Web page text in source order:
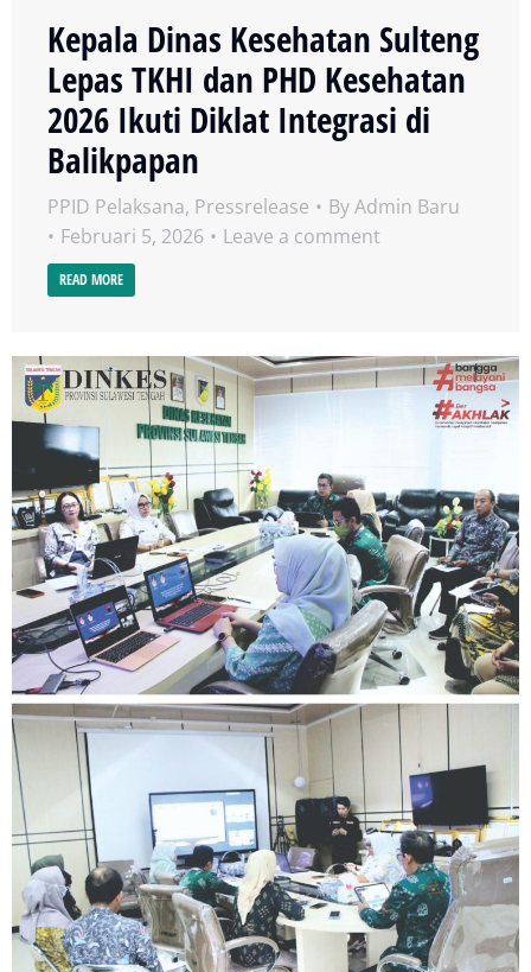
Kepala Dinas Kesehatan Sulteng
Lepas TKHI dan PHD Kesehatan
2026 Ikuti Diklat Integrasi di
Balikpapan
PPID Pelaksana, Pressrelease ByAdmin Baru
Februari 5, 2026
Leave a comment
READ MORE